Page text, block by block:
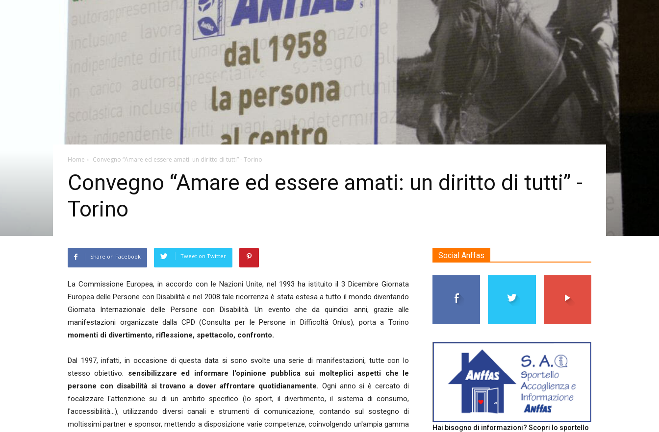
Home Convegno “Amare ed essere amati: un diritto di tutti” - Torino
Convegno “Amare ed essere amati: un diritto di tutti” -
Torino
Share on Facebook Tweet on Twitter
La Commissione Europea, in accordo con le Nazioni Unite, nel 1993 ha istituito il 3 Dicembre Giornata
Europea delle Persone con Disabilità e nel 2008 tale ricorrenza è stata estesa a tutto il mondo diventando
Giornata Internazionale delle Persone con Disabilità. Un evento che da quindici anni, grazie alle
manifestazioni organizzate dalla CPD (Consulta per le Persone in Difficoltà Onlus), porta a Torino
momenti di divertimento, riflessione, spettacolo, confronto.
Dal 1997, infatti, in occasione di questa data si sono svolte una serie di manifestazioni, tutte con lo
stesso obiettivo: sensibilizzare ed informare l'opinione pubblica sui molteplici aspetti che le
persone con disabilità si trovano a dover affrontare quotidianamente. Ogni anno si è cercato di
focalizzare l'attenzione su di un ambito specifico (lo sport, il divertimento, il sistema di consumo,
l'accessibilità…), utilizzando diversi canali e strumenti di comunicazione, contando sul sostegno di
moltissimi partner e sponsor, mettendo a disposizione varie competenze, coinvolgendo un'ampia gamma
Social Anffas
Hai bisogno di informazioni? Scopri lo sportello